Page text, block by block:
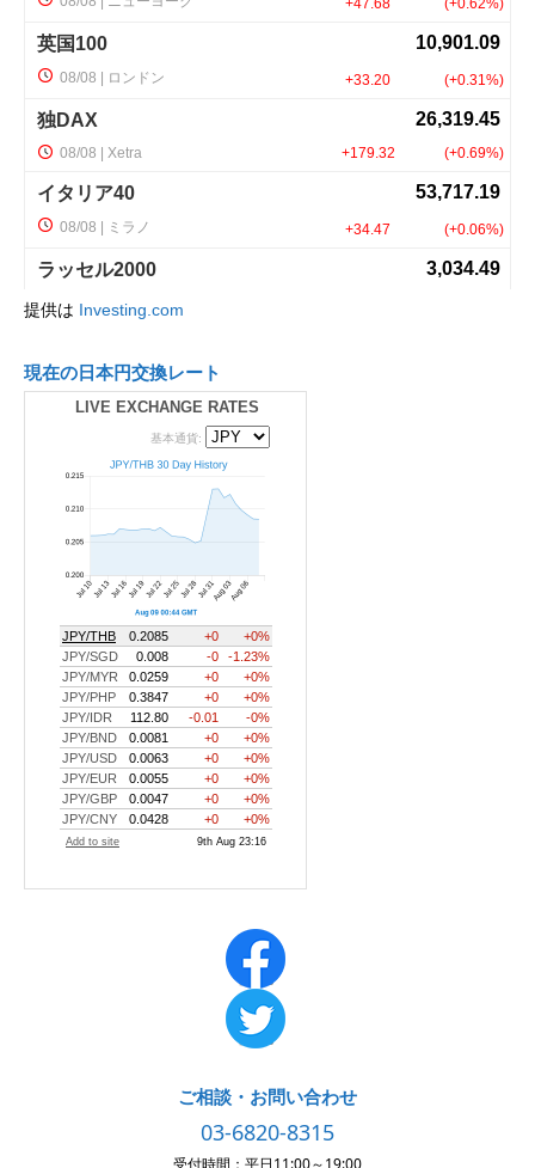
提供は Investing.com
現在の日本円交換レート
LIVE EXCHANGE RATES
ご相談・お問い合わせ
03-6820-8315